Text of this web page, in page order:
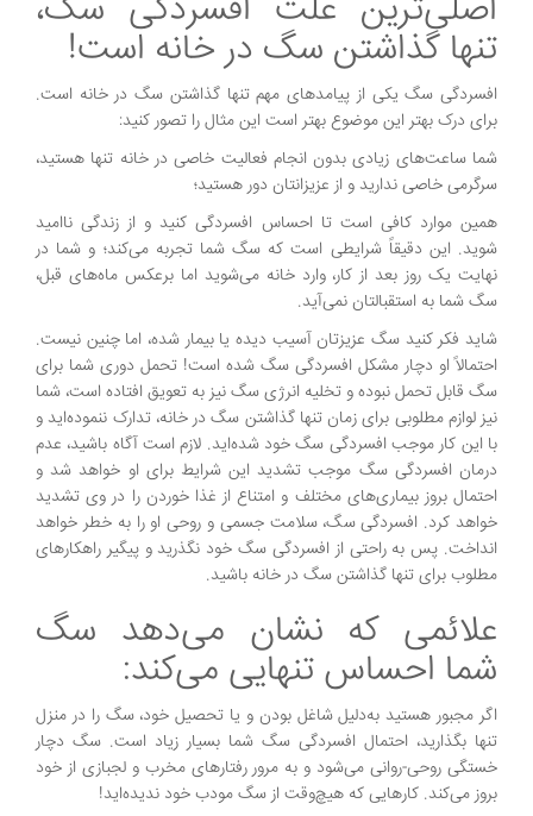
تنها گذاشتن سگ در خانه است!
افسردگی سگ یکی از پیامدهای مهم تنها گذاشتن سگ در خانه است.
برای درک بهتر این موضوع بهتر است این مثال را تصور کنید:
شما ساعت‌های زیادی بدون انجام فعالیت خاصی در خانه تنها هستید،
سرگرمی خاصی ندارید و از عزیزانتان دور هستید؛
همین موارد کافی است تا احساس افسردگی کنید و از زندگی ناامید
شوید. این دقیقاً شرایطی است که سگ شما تجربه می‌کند؛ و شما در
نهایت یک روز بعد از کار، وارد خانه می‌شوید اما برعکس ماه‌های قبل،
سگ شما به استقبالتان نمی‌آید.
شاید فکر کنید سگ عزیزتان آسیب دیده یا بیمار شده، اما چنین نیست.
احتمالاً او دچار مشکل افسردگی سگ شده است! تحمل دوری شما برای
سگ قابل تحمل نبوده و تخلیه انرژی سگ نیز به تعویق افتاده است، شما
نیز لوازم مطلوبی برای زمان تنها گذاشتن سگ در خانه، تدارک ننموده‌اید و
با این کار موجب افسردگی سگ خود شده‌اید. لازم است آگاه باشید، عدم
درمان افسردگی سگ موجب تشدید این شرایط برای او خواهد شد و
احتمال بروز بیماری‌های مختلف و امتناع از غذا خوردن را در وی تشدید
خواهد کرد. افسردگی سگ، سلامت جسمی و روحی او را به خطر خواهد
انداخت. پس به راحتی از افسردگی سگ خود نگذرید و پیگیر راهکارهای
مطلوب برای تنها گذاشتن سگ در خانه باشید.
علائمی که نشان می‌دهد سگ
شما احساس تنهایی می‌کند:
اگر مجبور هستید به‌دلیل شاغل بودن و یا تحصیل خود، سگ را در منزل
تنها بگذارید، احتمال افسردگی سگ شما بسیار زیاد است. سگ دچار
خستگی روحی-روانی می‌شود و به مرور رفتارهای مخرب و لجبازی از خود
بروز می‌کند. کارهایی که هیچ‌وقت از سگ مودب خود ندیده‌اید!